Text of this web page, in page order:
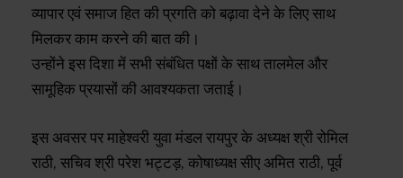
व्यापार एवं समाज हित की प्रगति को बढ़ावा देने के लिए साथ
मिलकर काम करने की बात की।
उन्होंने इस दिशा में सभी संबंधित पक्षों के साथ तालमेल और
सामूहिक प्रयासों की आवश्यकता जताई।
इस अवसर पर माहेश्वरी युवा मंडल रायपुर के अध्यक्ष श्री रोमिल
राठी, सचिव श्री परेश भट्टड़, कोषाध्यक्ष सीए अमित राठी, पूर्व